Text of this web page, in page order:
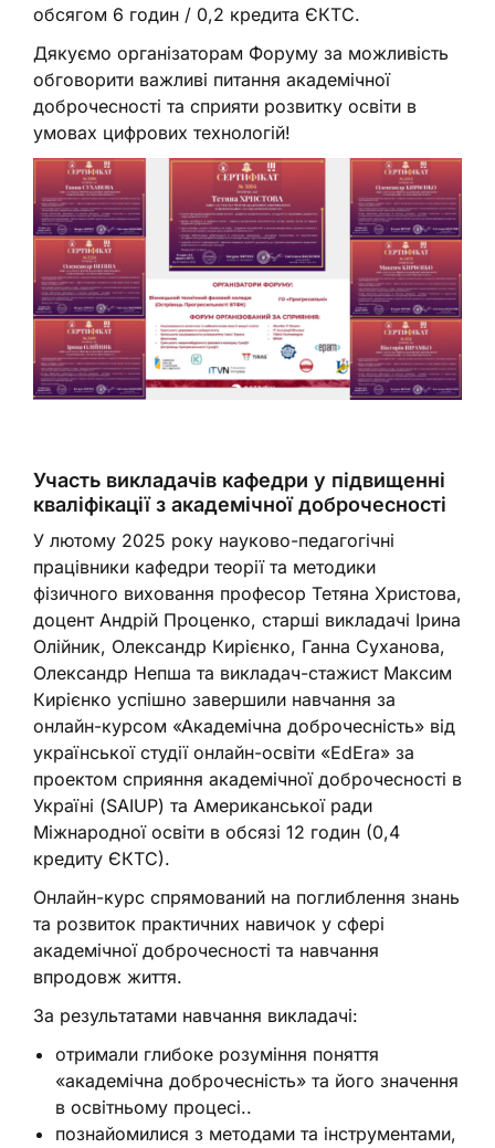
обсягом 6 годин / 0,2 кредита ЄКТС.
Дякуємо організаторам Форуму за можливість
обговорити важливі питання академічної
доброчесності та сприяти розвитку освіти в
умовах цифрових технологій!
Участь викладачів кафедри у підвищенні
кваліфікації з академічної доброчесності
У лютому 2025 року науково-педагогічні
працівники кафедри теорії та методики
фізичного виховання професор Тетяна Христова,
доцент Андрій Проценко, старші викладачі Ірина
Олійник, Олександр Кирієнко, Ганна Суханова,
Олександр Непша та викладач-стажист Максим
Кирієнко успішно завершили навчання за
онлайн-курсом «Академічна доброчесність» від
української студії онлайн-освіти «EdEra» за
проектом сприяння академічної доброчесності в
Україні (SAIUP) та Американської ради
Міжнародної освіти в обсязі 12 годин (0,4
кредиту ЄКТС).
Онлайн-курс спрямований на поглиблення знань
та розвиток практичних навичок у сфері
академічної доброчесності та навчання
впродовж життя.
За результатами навчання викладачі:
отримали глибоке розуміння поняття
«академічна доброчесність» та його значення
в освітньому процесі..
познайомилися з методами та інструментами,